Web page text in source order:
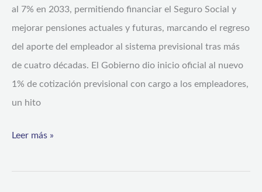
al 7% en 2033, permitiendo financiar el Seguro Social y
mejorar pensiones actuales y futuras, marcando el regreso
del aporte del empleador al sistema previsional tras más
de cuatro décadas. El Gobierno dio inicio oficial al nuevo
1% de cotización previsional con cargo a los empleadores,
un hito
de
nueva
cotización
de
1%
con
Leer más »